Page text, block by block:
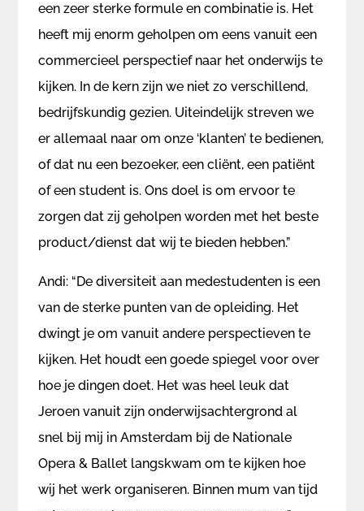
een zeer sterke formule en combinatie is. Het
heeft mij enorm geholpen om eens vanuit een
commercieel perspectief naar het onderwijs te
kijken. In de kern zijn we niet zo verschillend,
bedrijfskundig gezien. Uiteindelijk streven we
er allemaal naar om onze ‘klanten’ te bedienen,
of dat nu een bezoeker, een cliënt, een patiënt
of een student is. Ons doel is om ervoor te
zorgen dat zij geholpen worden met het beste
product/dienst dat wij te bieden hebben.”
Andi: “De diversiteit aan medestudenten is een
van de sterke punten van de opleiding. Het
dwingt je om vanuit andere perspectieven te
kijken. Het houdt een goede spiegel voor over
hoe je dingen doet. Het was heel leuk dat
Jeroen vanuit zijn onderwijsachtergrond al
snel bij mij in Amsterdam bij de Nationale
Opera & Ballet langskwam om te kijken hoe
wij het werk organiseren. Binnen mum van tijd